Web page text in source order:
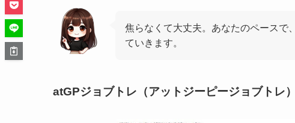
焦らなくて大丈夫。あなたのペースで
ていきます。
atGPジョブトレ（アットジーピージョブトレ